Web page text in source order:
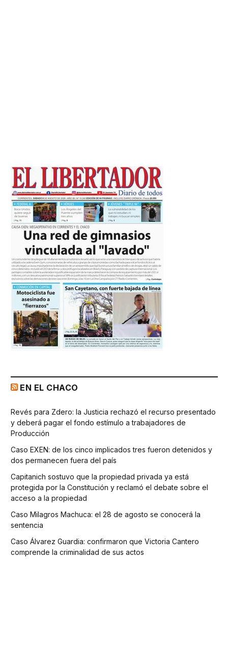
EN EL CHACO
Revés para Zdero: la Justicia rechazó el recurso presentado
y deberá pagar el fondo estímulo a trabajadores de
Producción
Caso EXEN: de los cinco implicados tres fueron detenidos y
dos permanecen fuera del país
Capitanich sostuvo que la propiedad privada ya está
protegida por la Constitución y reclamó el debate sobre el
acceso a la propiedad
Caso Milagros Machuca: el 28 de agosto se conocerá la
sentencia
Caso Álvarez Guardia: confirmaron que Victoria Cantero
comprende la criminalidad de sus actos